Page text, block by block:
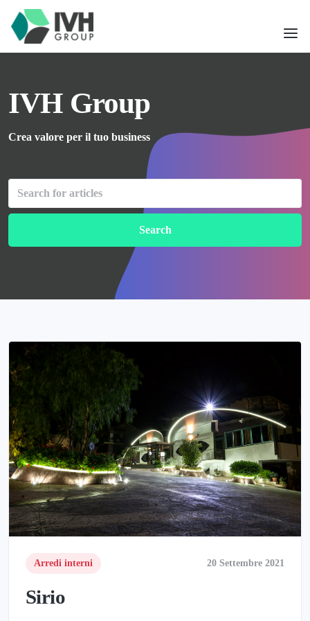
IVH Group
Crea valore per il tuo business
Search
Arredi interni 20 Settembre 2021
Sirio